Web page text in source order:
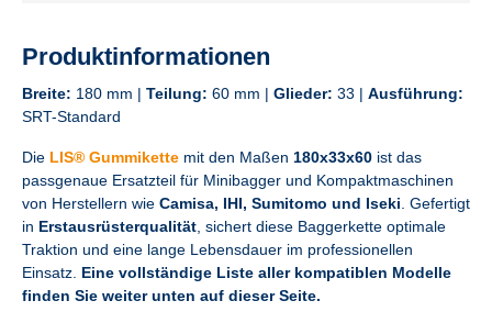
Produktinformationen
Breite: 180 mm | Teilung: 60 mm | Glieder: 33 | Ausführung:
SRT-Standard
Die LIS® Gummikette mit den Maßen 180x33x60 ist das
passgenaue Ersatzteil für Minibagger und Kompaktmaschinen
von Herstellern wie Camisa, IHI, Sumitomo und Iseki . Gefertigt
in Erstausrüsterqualität , sichert diese Baggerkette optimale
Traktion und eine lange Lebensdauer im professionellen
Einsatz. Eine vollständige Liste aller kompatiblen Modelle
finden Sie weiter unten auf dieser Seite.